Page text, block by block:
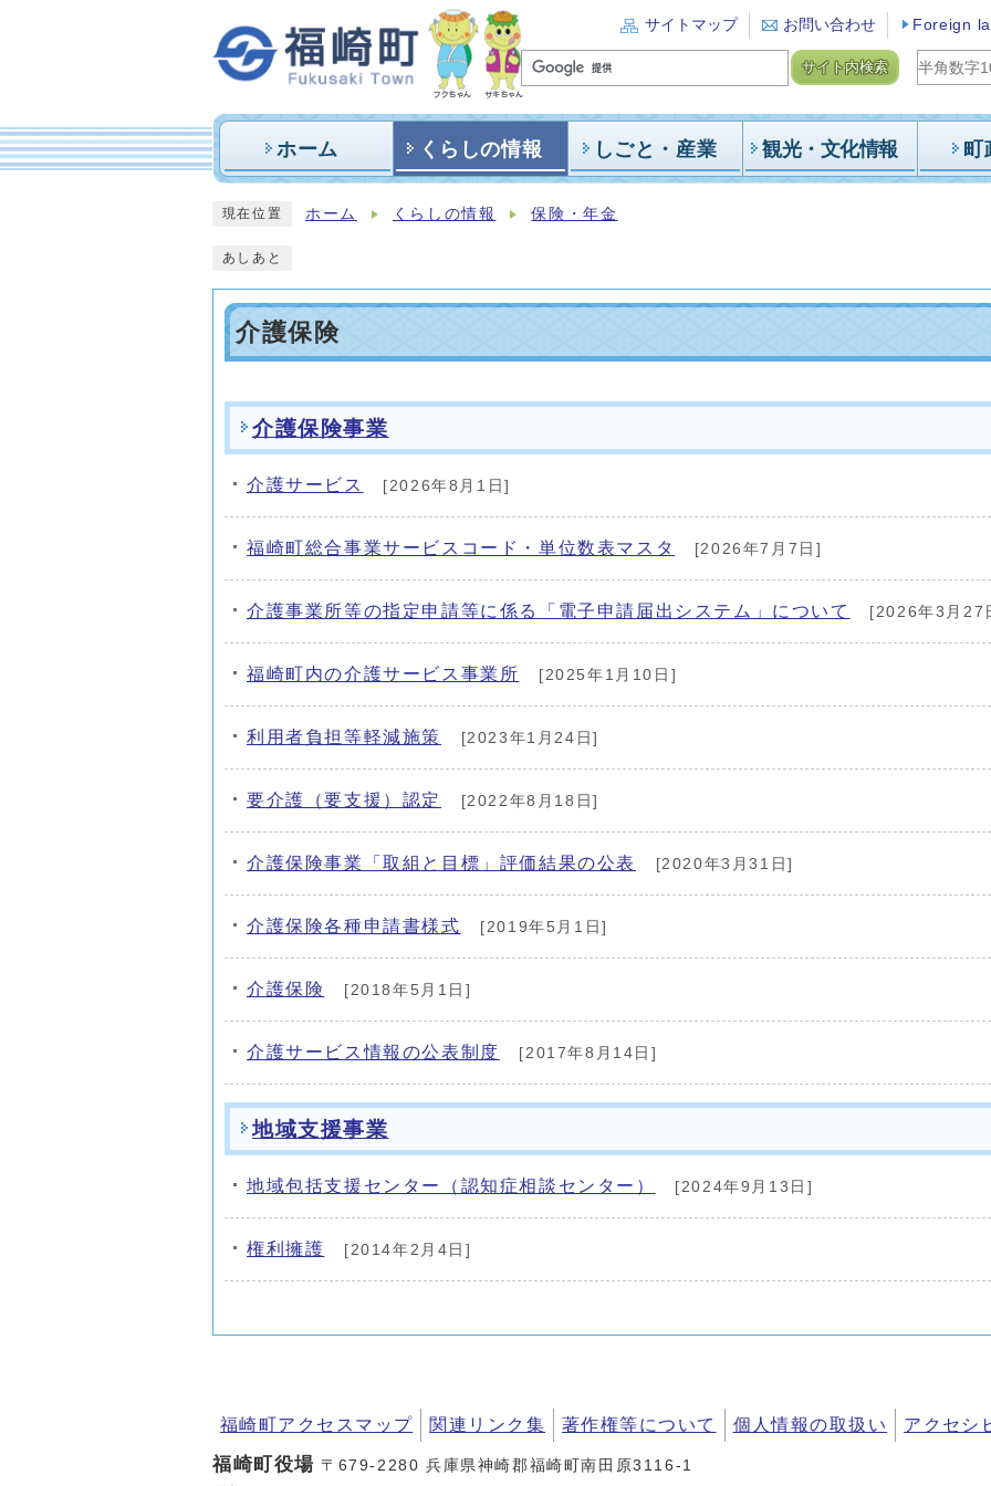
サイトマップ お問い合わせ Foreign
サイト内検索
ホーム くらしの情報 しごと・産業 観光・文化情報 町
現在位置 ホーム くらしの情報 保険・年金
あしあと
介護保険
メインメニュー
介護保険事業
介護サービス [2026年8月1日]
福崎町総合事業サービスコード・単位数表マスタ [2026年7月7日]
介護事業所等の指定申請等に係る「電子申請届出システム」について [2026年3月27
福崎町内の介護サービス事業所 [2025年1月10日]
利用者負担等軽減施策 [2023年1月24日]
要介護（要支援）認定 [2022年8月18日]
介護保険事業「取組と目標」評価結果の公表 [2020年3月31日]
介護保険各種申請書様式 [2019年5月1日]
介護保険 [2018年5月1日]
介護サービス情報の公表制度 [2017年8月14日]
地域支援事業
地域包括支援センター（認知症相談センター） [2024年9月13日]
権利擁護 [2014年2月4日]
福崎町アクセスマップ 関連リンク集 著作権等について 個人情報の取扱い アクセシ
福崎町役場 〒679-2280 兵庫県神崎郡福崎町南田原3116-1